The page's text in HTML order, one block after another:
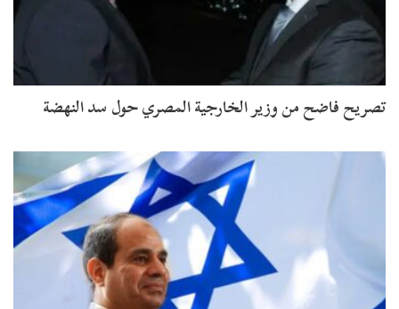
تصريح فاضح من وزير الخارجية المصري حول سد النهضة